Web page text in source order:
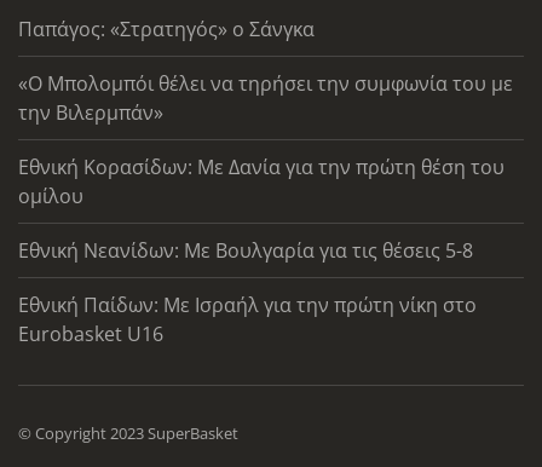
Παπάγος: «Στρατηγός» ο Σάνγκα
«Ο Μπολομπόι θέλει να τηρήσει την συμφωνία του με
την Βιλερμπάν»
Εθνική Κορασίδων: Με Δανία για την πρώτη θέση του
ομίλου
Εθνική Νεανίδων: Με Βουλγαρία για τις θέσεις 5-8
Εθνική Παίδων: Με Ισραήλ για την πρώτη νίκη στο
Eurobasket U16
© Copyright 2023 SuperBasket